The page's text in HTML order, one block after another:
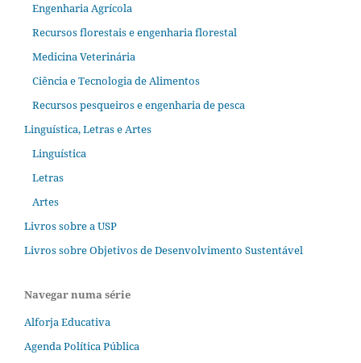
Engenharia Agrícola
Recursos florestais e engenharia florestal
Medicina Veterinária
Ciência e Tecnologia de Alimentos
Recursos pesqueiros e engenharia de pesca
Linguística, Letras e Artes
Linguística
Letras
Artes
Livros sobre a USP
Livros sobre Objetivos de Desenvolvimento Sustentável
Navegar numa série
Alforja Educativa
Agenda Política Pública